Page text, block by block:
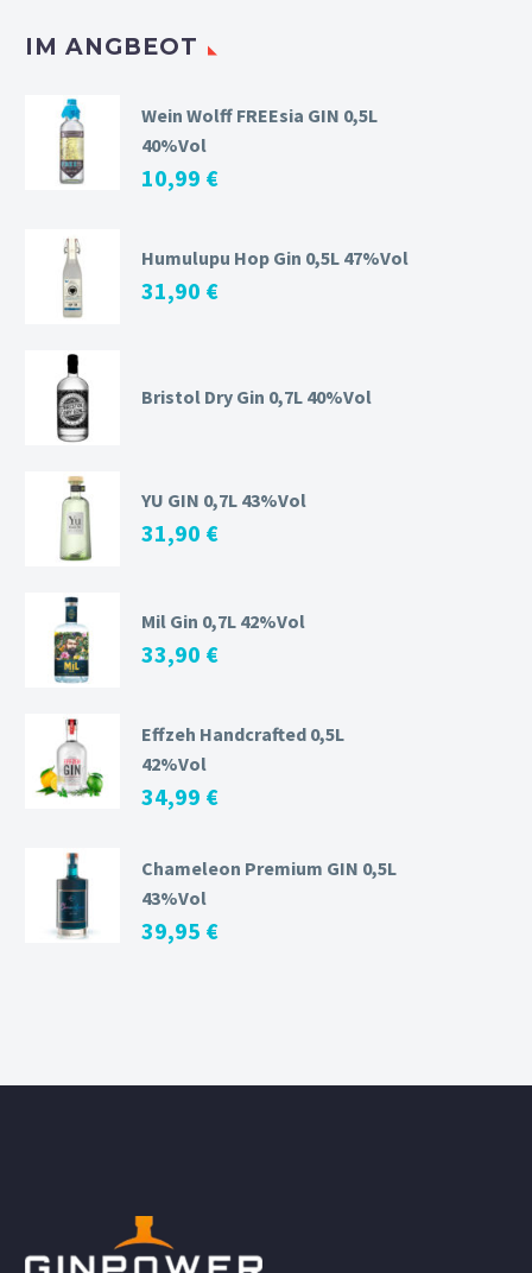
IM ANGBEOT
Wein Wolff FREEsia GIN 0,5L
40%Vol
10,99 €
Humulupu Hop Gin 0,5L 47%Vol
31,90 €
Bristol Dry Gin 0,7L 40%Vol
YU GIN 0,7L 43%Vol
31,90 €
Mil Gin 0,7L 42%Vol
33,90 €
Effzeh Handcrafted 0,5L
42%Vol
34,99 €
Chameleon Premium GIN 0,5L
43%Vol
39,95 €